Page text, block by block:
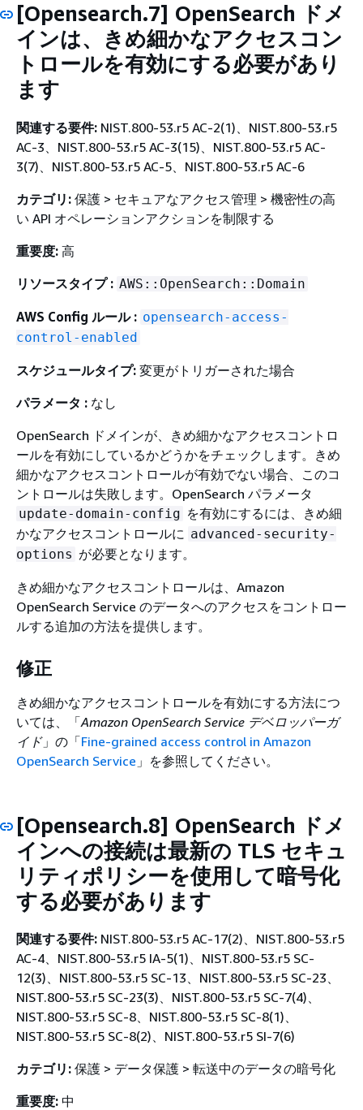
[Opensearch.7] OpenSearch ドメ
インは、きめ細かなアクセスコン
トロールを有効にする必要があり
ます
関連する要件: NIST.800-53.r5 AC-2(1)、NIST.800-53.r5
AC-3、NIST.800-53.r5 AC-3(15)、NIST.800-53.r5 AC-
3(7)、NIST.800-53.r5 AC-5、NIST.800-53.r5 AC-6
カテゴリ: 保護 > セキュアなアクセス管理 > 機密性の高
い API オペレーションアクションを制限する
重要度: 高
リソースタイプ : AWS::OpenSearch::Domain
AWS Config ルール : opensearch-access-
control-enabled
スケジュールタイプ: 変更がトリガーされた場合
パラメータ : なし
OpenSearch ドメインが、きめ細かなアクセスコントロ
ールを有効にしているかどうかをチェックします。きめ
細かなアクセスコントロールが有効でない場合、このコ
ントロールは失敗します。OpenSearch パラメータ
update-domain-config を有効にするには、きめ細
かなアクセスコントロールに advanced-security-
options が必要となります。
きめ細かなアクセスコントロールは、Amazon
OpenSearch Service のデータへのアクセスをコントロー
ルする追加の方法を提供します。
修正
きめ細かなアクセスコントロールを有効にする方法につ
いては、「Amazon OpenSearch Service デベロッパーガ
イド」の「Fine-grained access control in Amazon
OpenSearch Service 」を参照してください。
[Opensearch.8] OpenSearch ドメ
インへの接続は最新の TLS セキュ
リティポリシーを使用して暗号化
する必要があります
関連する要件: NIST.800-53.r5 AC-17(2)、NIST.800-53.r5
AC-4、NIST.800-53.r5 IA-5(1)、NIST.800-53.r5 SC-
12(3)、NIST.800-53.r5 SC-13、NIST.800-53.r5 SC-23、
NIST.800-53.r5 SC-23(3)、NIST.800-53.r5 SC-7(4)、
NIST.800-53.r5 SC-8、NIST.800-53.r5 SC-8(1)、
NIST.800-53.r5 SC-8(2)、NIST.800-53.r5 SI-7(6)
カテゴリ: 保護 > データ保護 > 転送中のデータの暗号化
重要度: 中